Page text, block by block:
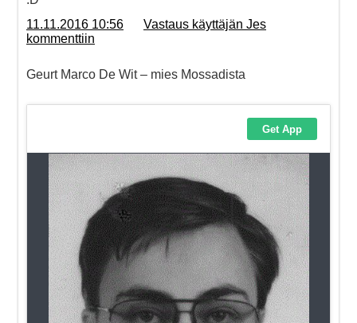
11.11.2016 10:56
Vastaus käyttäjän Jes
kommenttiin
Geurt Marco De Wit – mies Mossadista